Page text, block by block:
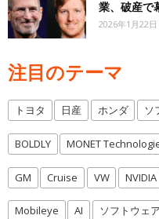
業、破産で
2026年1月22日
注目のテーマ
トヨタ 日産 ホンダ ソ
BOLDLY MONET
GM Cruise VW NVIDIA
Mobileye AI ソフトウェア